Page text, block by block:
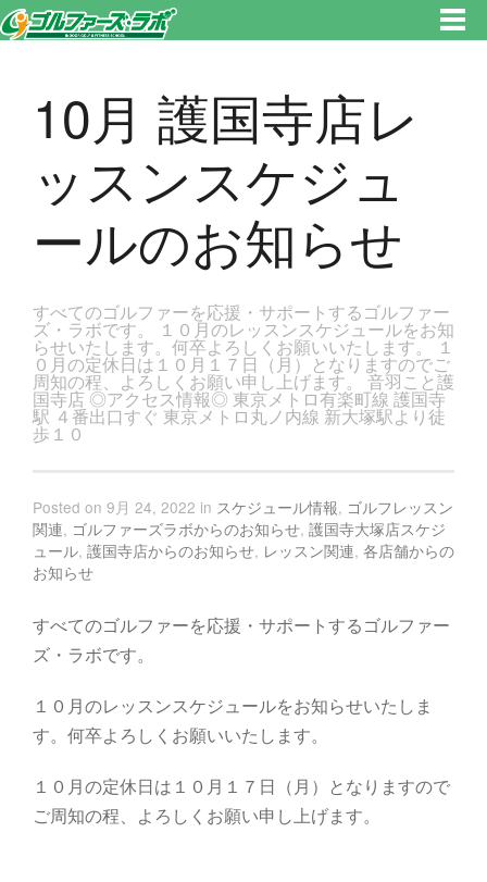
す。新宿区、若松河田で気軽にゴルフレッスン！
10月 護国寺店レ
ッスンスケジュ
ールのお知らせ
すべてのゴルファーを応援・サポートするゴルファー
ズ・ラボです。 １０月のレッスンスケジュールをお知
らせいたします。何卒よろしくお願いいたします。 １
０月の定休日は１０月１７日（月）となりますのでご
周知の程、よろしくお願い申し上げます。 音羽こと護
国寺店 ◎アクセス情報◎ 東京メトロ有楽町線 護国寺
駅 ４番出口すぐ 東京メトロ丸ノ内線 新大塚駅より徒
歩１０
Posted on 9月 24, 2022 in スケジュール情報, ゴルフレッスン
関連, ゴルファーズラボからのお知らせ, 護国寺大塚店スケジ
ュール, 護国寺店からのお知らせ, レッスン関連, 各店舗からの
お知らせ
すべてのゴルファーを応援・サポートするゴルファー
ズ・ラボです。
１０月のレッスンスケジュールをお知らせいたしま
す。何卒よろしくお願いいたします。
１０月の定休日は１０月１７日（月）となりますので
ご周知の程、よろしくお願い申し上げます。